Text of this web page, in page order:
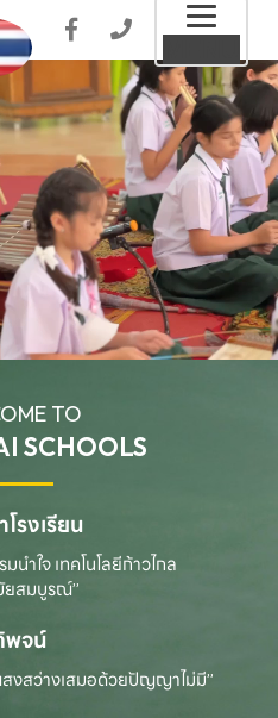
TO
SCHOOLS
รงเรียน
นำใจ เทคโนโลยีก้าวไกล
ยสมบูรณ์”
พจน์
งสว่างเสมอด้วยปัญญาไม่มี”